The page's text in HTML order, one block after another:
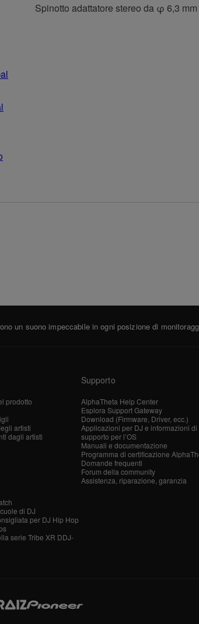
Spinotto adattatore stereo da φ 6,3
un suono impeccabile in ogni posizione di
prodotto
artisti
dagli artisti
di DJ
per DJ Hip Hop
serie Tribe XR DDJ-
Supporto
AlphaTheta Help Center
Esplora Support Gateway
Download (Firmware, Driver, ecc.)
Applicazioni per DJ e informazioni di
supporto per l’OS
Manuali e documentazione
Programma di certificazione
Domande frequenti
Forum della community
Assistenza, riparazione, garanzia